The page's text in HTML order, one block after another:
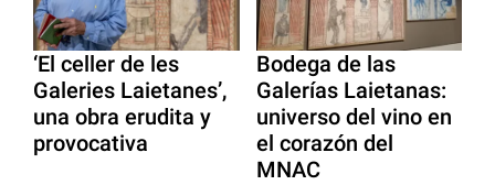
‘El celler de les
Galeries Laietanes’,
una obra erudita y
provocativa
Bodega de las
Galerías Laietanas:
universo del vino en
el corazón del
MNAC